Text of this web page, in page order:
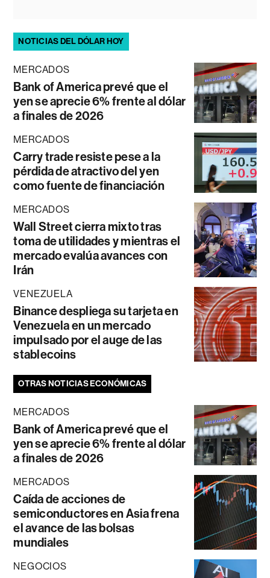
NOTICIAS DEL DÓLAR HOY
MERCADOS
Bank of America prevé que el
yen se aprecie 6% frente al dólar
a finales de 2026
MERCADOS
Carry trade resiste pese a la
pérdida de atractivo del yen
como fuente de financiación
MERCADOS
Wall Street cierra mixto tras
toma de utilidades y mientras el
mercado evalúa avances con
Irán
VENEZUELA
Binance despliega su tarjeta en
Venezuela en un mercado
impulsado por el auge de las
stablecoins
OTRAS NOTICIAS ECONÓMICAS
MERCADOS
Bank of America prevé que el
yen se aprecie 6% frente al dólar
a finales de 2026
MERCADOS
Caída de acciones de
semiconductores en Asia frena
el avance de las bolsas
mundiales
NEGOCIOS